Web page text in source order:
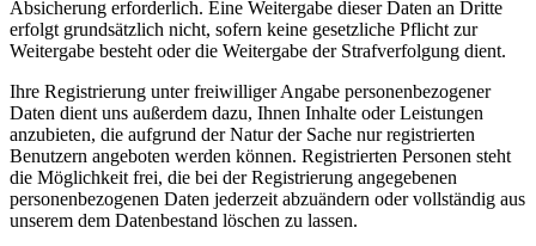
Absicherung erforderlich. Eine Weitergabe dieser Daten an Dritte
erfolgt grundsätzlich nicht, sofern keine gesetzliche Pflicht zur
Weitergabe besteht oder die Weitergabe der Strafverfolgung dient.
Ihre Registrierung unter freiwilliger Angabe personenbezogener
Daten dient uns außerdem dazu, Ihnen Inhalte oder Leistungen
anzubieten, die aufgrund der Natur der Sache nur registrierten
Benutzern angeboten werden können. Registrierten Personen steht
die Möglichkeit frei, die bei der Registrierung angegebenen
personenbezogenen Daten jederzeit abzuändern oder vollständig aus
unserem dem Datenbestand löschen zu lassen.